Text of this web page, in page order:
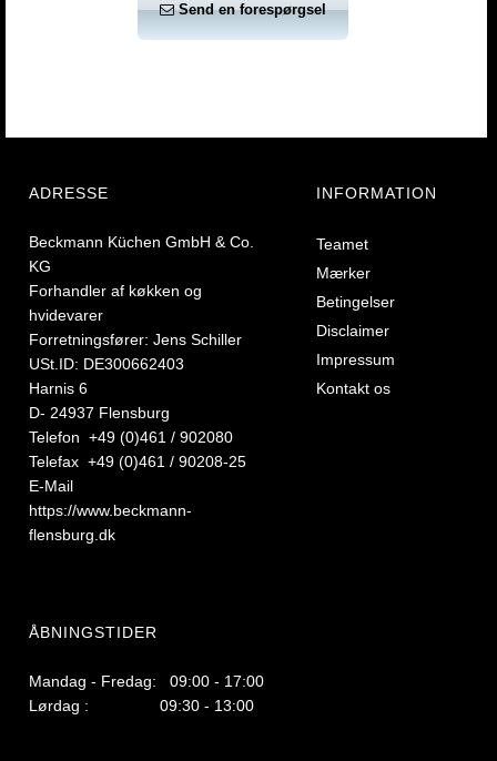
Send en forespørgsel
ADRESSE
Beckmann Küchen GmbH & Co.
KG
Forhandler af køkken og
hvidevarer
Forretningsfører: Jens Schiller
USt.ID: DE300662403
Harnis 6
D- 24937 Flensburg
Telefon +49 (0)461 / 902080
Telefax +49 (0)461 / 90208-25
E-Mail
https://www.beckmann-
flensburg.dk
ÅBNINGSTIDER
Mandag - Fredag: 09:00 - 17:00
Lørdag : 09:30 - 13:00
INFORMATION
Teamet
Mærker
Betingelser
Disclaimer
Impressum
Kontakt os